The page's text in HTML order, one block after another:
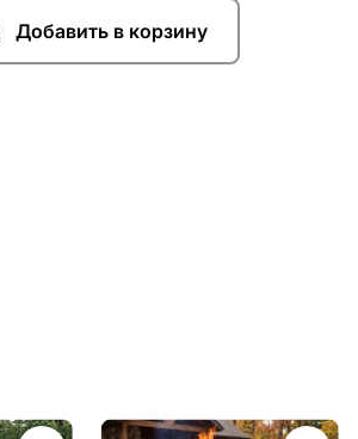
Добавить в корзину